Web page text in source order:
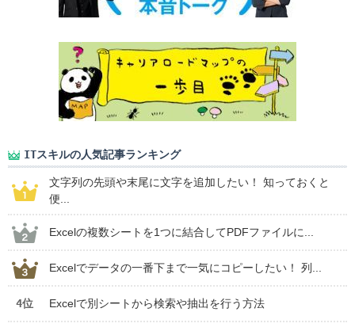
ITスキルの人気記事ランキング
文字列の先頭や末尾に文字を追加したい！ 知っておくと
便...
Excelの複数シートを1つに結合してPDFファイルに...
Excelでデータの一番下まで一気にコピーしたい！ 列...
4位 Excelで別シートから検索や抽出を行う方法